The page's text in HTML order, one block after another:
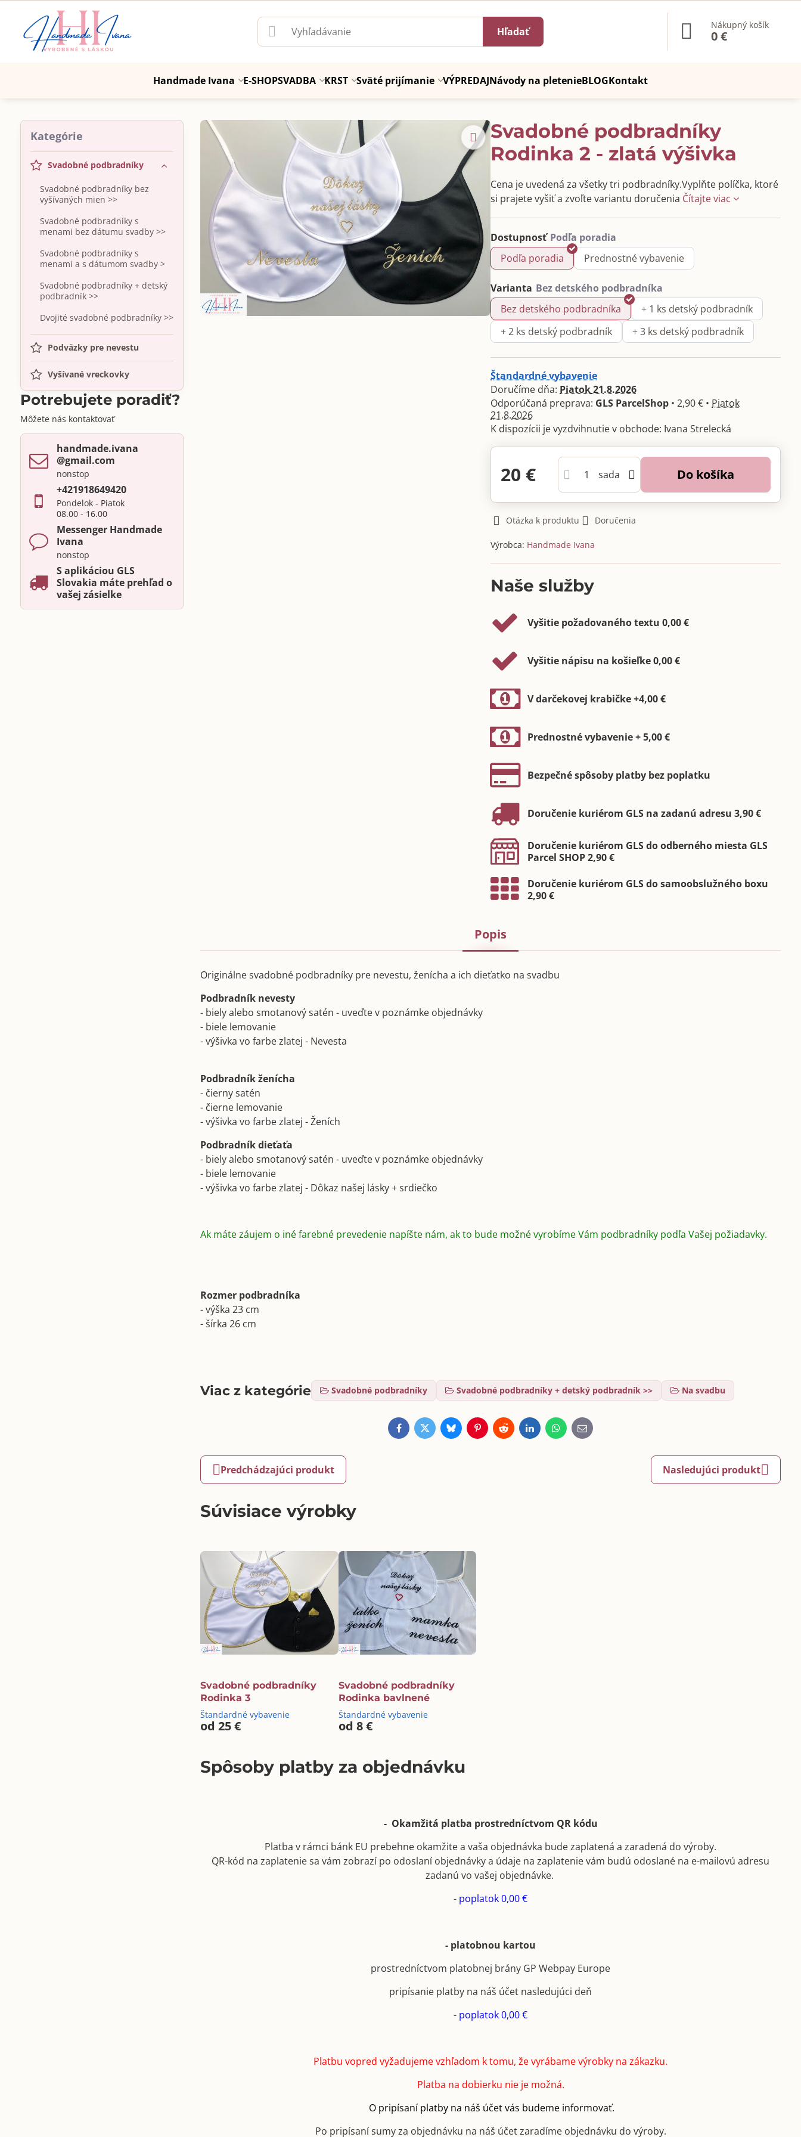
Hľadať
Nákupný košík
0 €
Handmade Ivana E-SHOPSVADBA KRST Sväté prijímanie VÝPREDAJNávody na pletenieBLOGKontakt
Svadobné podbradníky
Rodinka 2 - zlatá výšivka
Cena je uvedená za všetky tri podbradníky.Vyplňte políčka, ktoré
si prajete vyšiť a zvoľte variantu doručenia Čítajte viac
Dostupnosť
Podľa poradia
Prednostné vybavenie
Varianta
Bez detského podbradníka
+ 1 ks detský podbradník
+ 2 ks detský podbradník
+ 3 ks detský podbradník
Štandardné vybavenie
Doručíme dňa: Piatok21.8.2026
GLS ParcelShop •2,90 € • Piatok
21.8.2026
Ivana Strelecká
20 € sada Do košíka
Otázka k produktu Doručenia
Výrobca: Handmade Ivana
Naše služby
Vyšitie požadovaného textu 0,00 €
Vyšitie nápisu na košieľke 0,00 €
V darčekovej krabičke +4,00 €
Prednostné vybavenie + 5,00 €
Bezpečné spôsoby platby bez poplatku
Doručenie kuriérom GLS na zadanú adresu 3,90 €
Doručenie kuriérom GLS do odberného miesta GLS
Parcel SHOP 2,90 €
Doručenie kuriérom GLS do samoobslužného boxu
2,90 €
Popis
Originálne svadobné podbradníky pre nevestu, ženícha a ich dieťatko na svadbu
Podbradník nevesty
- biely alebo smotanový satén - uveďte v poznámke objednávky
- biele lemovanie
- výšivka vo farbe zlatej - Nevesta
Podbradník ženícha
- čierny satén
- čierne lemovanie
- výšivka vo farbe zlatej - Ženích
Podbradník dieťaťa
- biely alebo smotanový satén - uveďte v poznámke objednávky
- biele lemovanie
- výšivka vo farbe zlatej - Dôkaz našej lásky + srdiečko
Ak máte záujem o iné farebné prevedenie napíšte nám, ak to bude možné vyrobíme Vám podbradníky podľa Vašej požiadavky.
Rozmer podbradníka
- výška 23 cm
- šírka 26 cm
Viac z kategórie Svadobné podbradníky Svadobné podbradníky + detský podbradník >> Na svadbu
FacebookTwitterBlueskyPinterestRedditLinkedInWhatsApp
E-
mail
Predchádzajúci produkt Nasledujúci produkt
Súvisiace výrobky
Svadobné podbradníky
Rodinka 3
Štandardné vybavenie
od 25 €
Svadobné podbradníky
Rodinka bavlnené
Štandardné vybavenie
od 8 €
Spôsoby platby za objednávku
- Okamžitá platba prostredníctvom QR kódu
Platba v rámci bánk EU prebehne okamžite a vaša objednávka bude zaplatená a zaradená do výroby.
QR-kód na zaplatenie sa vám zobrazí po odoslaní objednávky a údaje na zaplatenie vám budú odoslané na e-mailovú adresu
zadanú vo vašej objednávke.
- poplatok 0,00 €
- platobnou kartou
prostredníctvom platobnej brány GP Webpay Europe
pripísanie platby na náš účet nasledujúci deň
- poplatok 0,00 €
Platbu vopred vyžadujeme vzhľadom k tomu, že vyrábame výrobky na zákazku.
Platba na dobierku nie je možná.
O pripísaní platby na náš účet vás budeme informovať.
Po pripísaní sumy za objednávku na náš účet zaradíme objednávku do výroby.
Kategórie
Svadobné podbradníky
Svadobné podbradníky bez
vyšívaných mien >>
Svadobné podbradníky s
menami bez dátumu svadby >>
Svadobné podbradníky s
menami a s dátumom svadby >
Svadobné podbradníky + detský
podbradník >>
Dvojité svadobné podbradníky >>
Podväzky pre nevestu
Vyšívané vreckovky
Potrebujete poradiť?
Môžete nás kontaktovať
handmade​.ivana ​
@gmail​.com
nonstop
+421918649420
Pondelok - Piatok
08.00 - 16.00
Messenger Handmade
Ivana
nonstop
S aplikáciou GLS
Slovakia máte prehľad o
vašej zásielke